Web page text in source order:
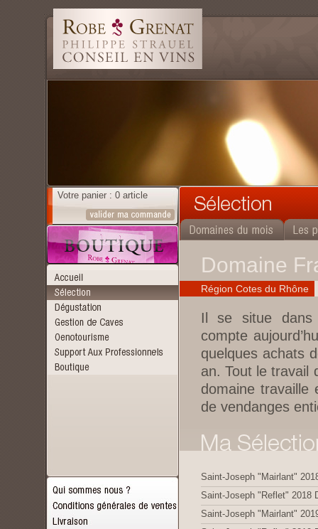
Votre panier : 0 article
Domaine
Région Cotes du Rhône
Il se situe dans
compte
quelques achats
an. Tout le travail
domaine travaille
de vendanges